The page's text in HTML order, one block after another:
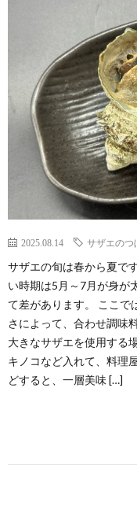
2025.08.14 サザエのつ
サザエの旬は春から夏で
い時期は5月～7月が身が
て差があります。 ここで
さによって、合わせ調味
大きなサザエを使用する
キノコなど入れて、料理
どすると、一層美味 […]